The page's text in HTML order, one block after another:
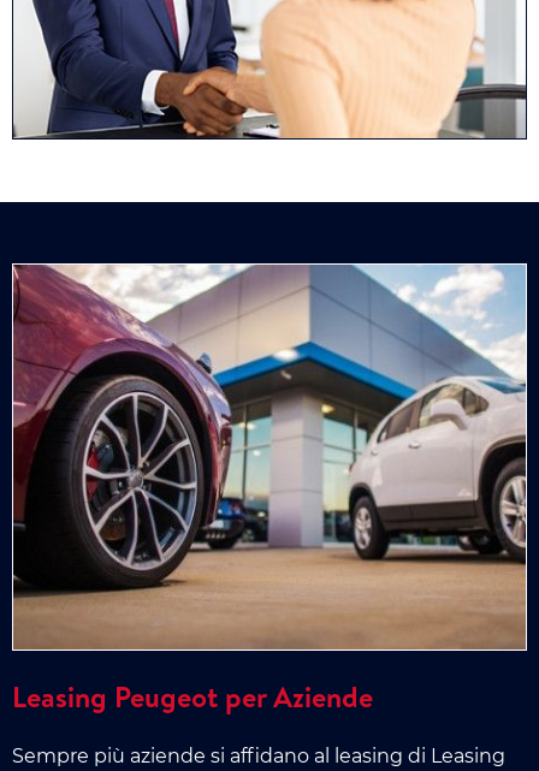
Leasing Peugeot per Aziende
Sempre più aziende si affidano al leasing di Leasing